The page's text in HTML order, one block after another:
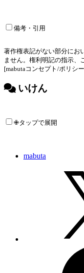
備考・引用
著作権表記がない部分にお
ません。権利明記の指示、
[mabutaコンセプト/ポリシ
いけん
✙タップで展開
mabuta